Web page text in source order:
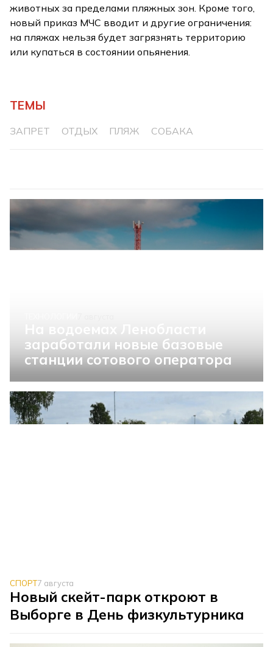
животных за пределами пляжных зон. Кроме того,
новый приказ МЧС вводит и другие ограничения:
на пляжах нельзя будет загрязнять территорию
или купаться в состоянии опьянения.
ТЕМЫ
ЗАПРЕТ ОТДЫХ ПЛЯЖ СОБАКА
заработали новые базовые
станции сотового оператора
СПОРТ7 августа
Новый скейт-парк откроют в
Выборге в День физкультурника